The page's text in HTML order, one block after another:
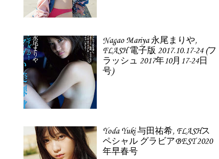
Nagao Mariya 永尾まりや,
FLASH 電子版 2017.10.17-24 (フ
ラッシュ 2017年10月17-24日
号)
Yoda Yuki 与田祐希, FLASHス
ペシャル グラビアBEST 2020
年早春号